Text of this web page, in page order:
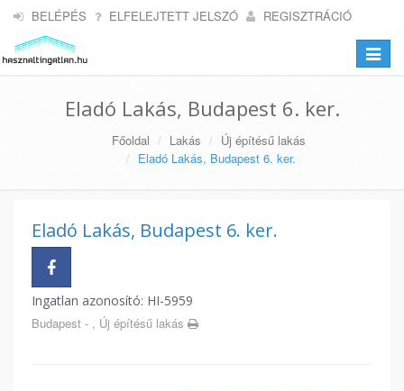
BELÉPÉS ELFELEJTETT JELSZÓ REGISZTRÁCIÓ
Toggle
Eladó Lakás, Budapest 6. ker.
Főoldal Lakás
Új építésű lakás
Eladó Lakás, Budapest 6. ker.
Eladó Lakás, Budapest 6. ker.
Ingatlan azonosító: HI-5959
Budapest - , Új építésű lakás